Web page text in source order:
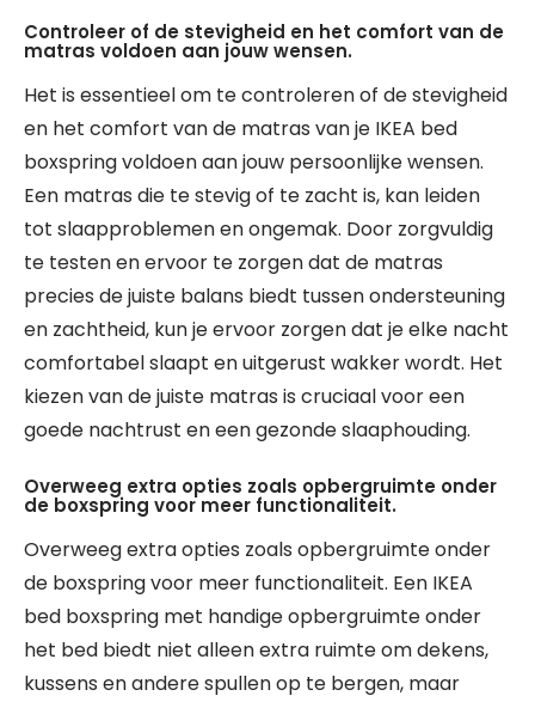
Controleer of de stevigheid en het comfort van de
matras voldoen aan jouw wensen.
Het is essentieel om te controleren of de stevigheid
en het comfort van de matras van je IKEA bed
boxspring voldoen aan jouw persoonlijke wensen.
Een matras die te stevig of te zacht is, kan leiden
tot slaapproblemen en ongemak. Door zorgvuldig
te testen en ervoor te zorgen dat de matras
precies de juiste balans biedt tussen ondersteuning
en zachtheid, kun je ervoor zorgen dat je elke nacht
comfortabel slaapt en uitgerust wakker wordt. Het
kiezen van de juiste matras is cruciaal voor een
goede nachtrust en een gezonde slaaphouding.
Overweeg extra opties zoals opbergruimte onder
de boxspring voor meer functionaliteit.
Overweeg extra opties zoals opbergruimte onder
de boxspring voor meer functionaliteit. Een IKEA
bed boxspring met handige opbergruimte onder
het bed biedt niet alleen extra ruimte om dekens,
kussens en andere spullen op te bergen, maar